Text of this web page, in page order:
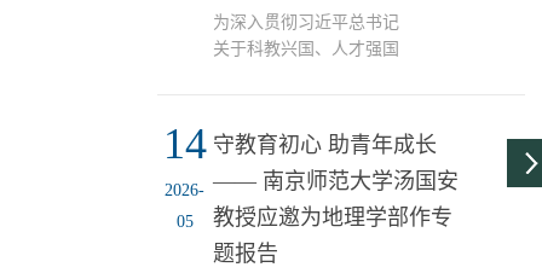
动，重温校史记忆，感悟
师者初心。 参观过程中，
展脉络、办学成就和优良
传统。她从学校前身的创
为深入贯彻习近平总书记
关于科教兴国、人才强国
地理学部于2026年5月13日
在劝A203开展了第九届全
国大学生地理科技创新大
赛部内选拔赛，从中选拔
第九届中国高校地理科学
14
2026-
05
守教育初心 助青年成长
—— 南京师范大学汤国安
教授应邀为地理学部作专
题报告